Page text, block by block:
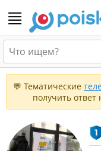
💬 Тематические
получить